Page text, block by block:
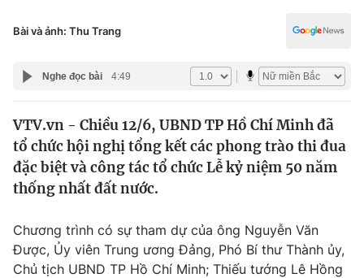
Pháp luật
Y tế
Thế giới
Tin tức
Thế giới đó đây
Câu chuyện quốc tế
Kinh tế
Thị trường
Góc doanh nghiệp
Truyền hình
Công nghệ
Bài và ảnh: Thu Trang
Nghe đọc bài 4:49
VTV.vn - Chiều 12/6, UBND TP Hồ Chí Minh đã
tổ chức hội nghị tổng kết các phong trào thi đua
đặc biệt và công tác tổ chức Lễ kỷ niệm 50 năm
thống nhất đất nước.
Chương trình có sự tham dự của ông Nguyễn Văn
Được, Ủy viên Trung ương Đảng, Phó Bí thư Thành ủy,
Chủ tịch UBND TP Hồ Chí Minh; Thiếu tướng Lê Hồng